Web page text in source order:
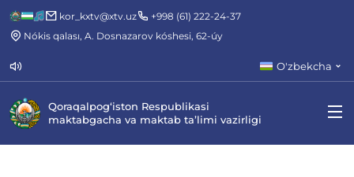
kor_kxtv@xtv.uz
+998 (61) 222-24-37
Nókis qalası, A. Dosnazarov kóshesi, 62-úy
O'zbekcha
Qoraqalpog‘iston Respublikasi
maktabgacha va maktab ta’limi vazirligi